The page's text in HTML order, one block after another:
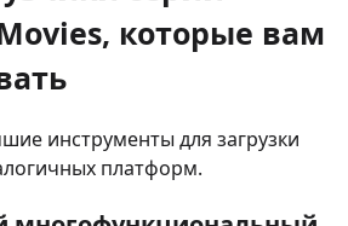
которые вам
инструменты для загрузки
платформ.